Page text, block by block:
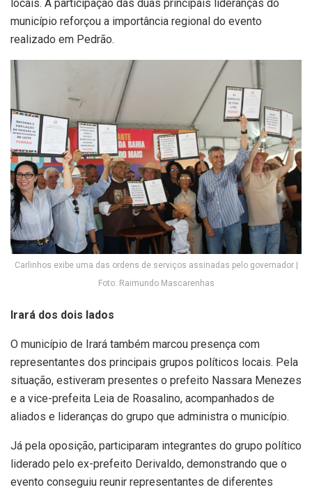
locais. A participação das duas principais lideranças do
município reforçou a importância regional do evento
realizado em Pedrão.
Carlinhos exibe uma das ordens de serviços assinadas pelo governador |
Foto: Raimundo Mascarenhas
Irará dos dois lados
O município de Irará também marcou presença com
representantes dos principais grupos políticos locais. Pela
situação, estiveram presentes o prefeito Nassara Menezes
e a vice-prefeita Leia de Roasalino, acompanhados de
aliados e lideranças do grupo que administra o município.
Já pela oposição, participaram integrantes do grupo político
liderado pelo ex-prefeito Derivaldo, demonstrando que o
evento conseguiu reunir representantes de diferentes